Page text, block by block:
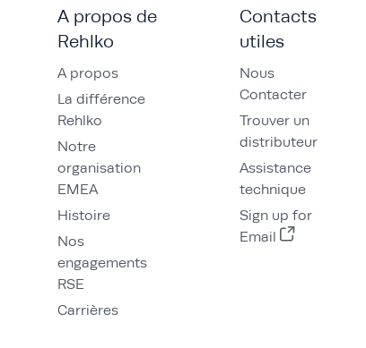
A propos de
Rehlko
A propos
La différence
Rehlko
Notre
organisation
EMEA
Histoire
Nos
engagements
RSE
Carrières
Contacts
utiles
Nous
Contacter
Trouver un
distributeur
Assistance
technique
Sign up for
Email